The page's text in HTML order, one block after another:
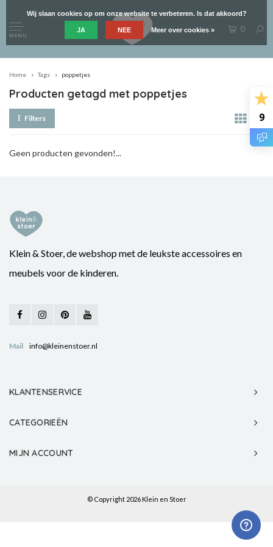
9
MENU
0
Home Tags poppetjes
Producten getagd met poppetjes
Filters
Geen producten gevonden!...
Klein & Stoer, de webshop met de leukste accessoires en
meubels voor de kinderen.
Mail info@kleinenstoer.nl
KLANTENSERVICE
CATEGORIEËN
MIJN ACCOUNT
© Copyright 2026 Klein en Stoer
Wij slaan cookies op om onze website te verbeteren. Is dat akkoord?
JA NEE Meer over cookies »